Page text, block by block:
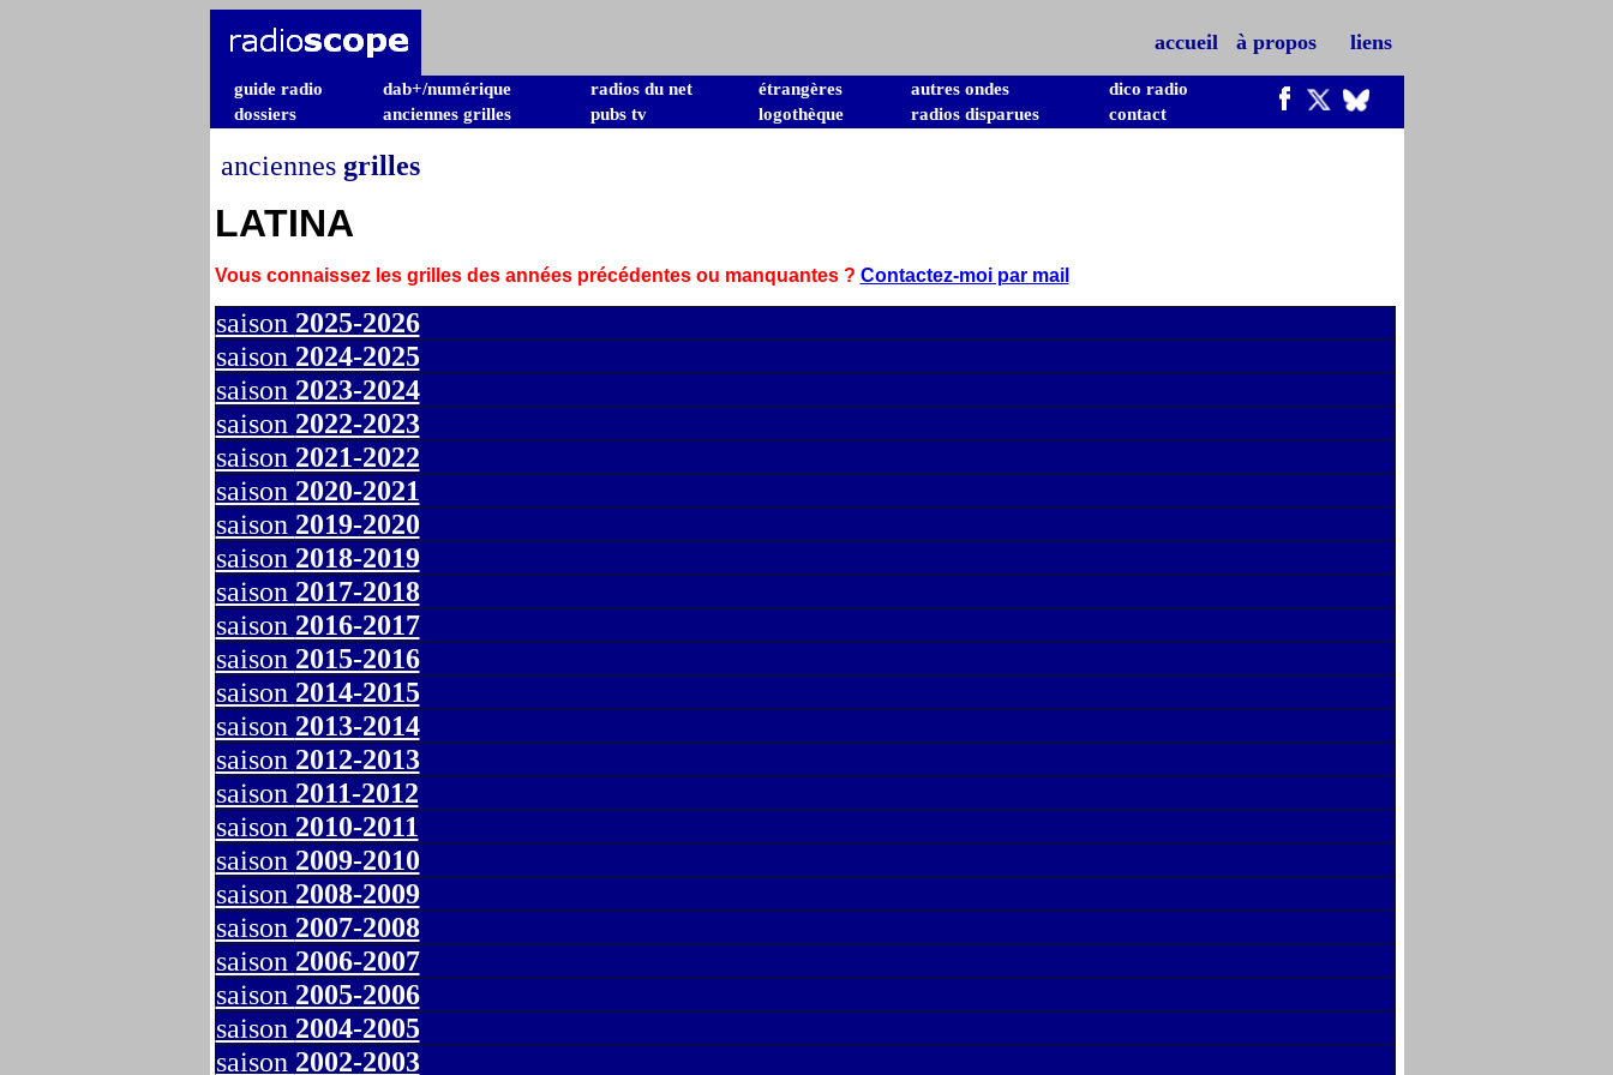
accueil à propos liens
guide radio dab+/numérique radios du net étrangères autres ondes
dico radio
dossiers
anciennes grilles pubs tv logothèque radios disparues contact
anciennes grilles
LATINA
Vous connaissez les grilles des années précédentes ou manquantes ? Contactez-moi par mail
saison 2025-2026
saison 2024-2025
saison 2023-2024
saison 2022-2023
saison 2021-2022
saison 2020-2021
saison 2019-2020
saison 2018-2019
saison 2017-2018
saison 2016-2017
saison 2015-2016
saison 2014-2015
saison 2013-2014
saison 2012-2013
saison 2011-2012
saison 2010-2011
saison 2009-2010
saison 2008-2009
saison 2007-2008
saison 2006-2007
saison 2005-2006
saison 2004-2005
saison 2002-2003